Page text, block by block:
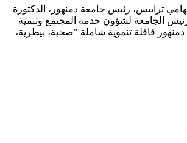
ترابيس، رئيس جامعة دمنهور، الدكتورة
رئيس الجامعة لشؤون خدمة المجتمع وتنمية
دمنهور قافلة تنموية شاملة "صحية، بيطرية،